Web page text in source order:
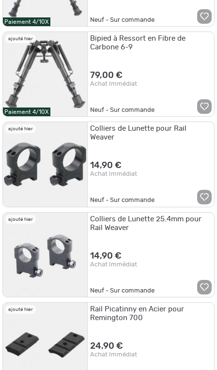
Paiement 4/10X Neuf - Sur commande
ajouté hier
Paiement 4/10X
Bipied à Ressort en Fibre de
Carbone 6-9
79,00 €
Achat Immédiat
Neuf - Sur commande
ajouté hier
Colliers de Lunette pour Rail
Weaver
14,90 €
Achat Immédiat
Neuf - Sur commande
ajouté hier
Colliers de Lunette 25.4mm pour
Rail Weaver
14,90 €
Achat Immédiat
Neuf - Sur commande
ajouté hier
Rail Picatinny en Acier pour
Remington 700
24,90 €
Achat Immédiat